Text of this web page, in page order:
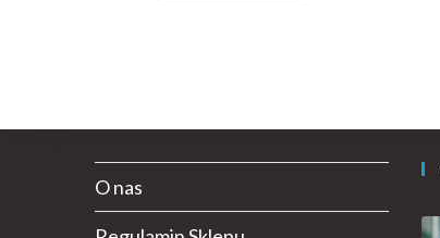
O nas